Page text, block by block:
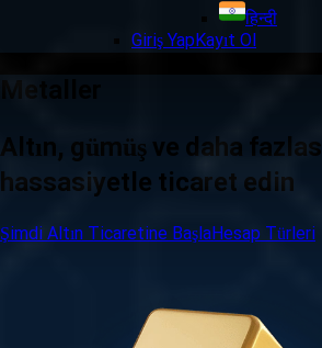
हिन्दी
Giriş YapKayıt Ol
Metaller
Altın, gümüş ve daha
hassasiyetle ticaret edin
Şimdi Altın Ticaretine BaşlaHesap Türleri